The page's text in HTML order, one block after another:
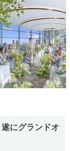
にグランドオ